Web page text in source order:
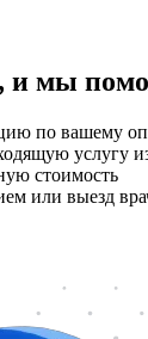
и мы
по вашему
услугу
стоимость
или выезд